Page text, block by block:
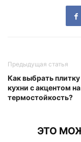
Предыдущая статья
Как выбрать
кухни с акцентом
термостойкость?
ЭТО